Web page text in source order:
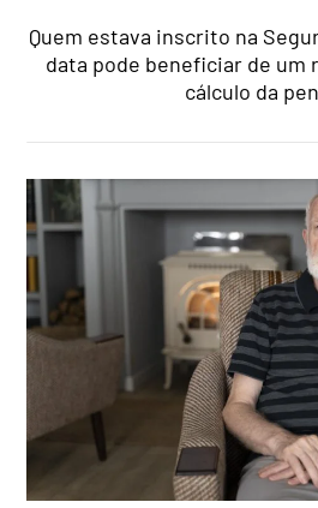
Quem estava inscrito na
data pode beneficiar de um
cálculo da